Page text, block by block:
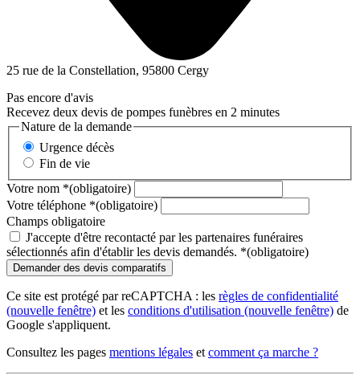
25 rue de la Constellation, 95800 Cergy
Pas encore d'avis
Recevez deux devis de pompes funèbres en 2 minutes
Nature de la demande
Urgence décès
Fin de vie
Votre nom *(obligatoire)
Votre téléphone *(obligatoire)
Champs obligatoire
J'accepte d'être recontacté par les partenaires funéraires
sélectionnés afin d'établir les devis demandés. *(obligatoire)
Ce site est protégé par reCAPTCHA : les règles de confidentialité
(nouvelle fenêtre) et les conditions d'utilisation (nouvelle fenêtre) de
Google s'appliquent.
Consultez les pages mentions légales et comment ça marche ?